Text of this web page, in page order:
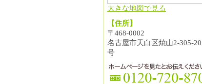
大きな地図で見る
【住所】
〒468-0002
名古屋市天白区焼山2-305-
号